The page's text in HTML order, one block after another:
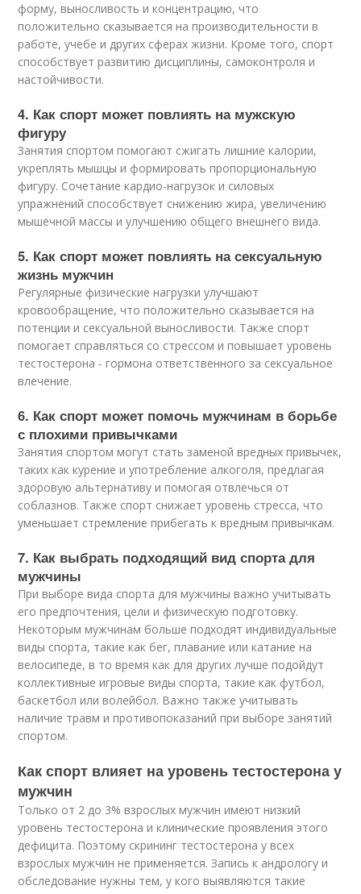
форму, выносливость и концентрацию, что
положительно сказывается на производительности в
работе, учебе и других сферах жизни. Кроме того, спорт
способствует развитию дисциплины, самоконтроля и
настойчивости.
4. Как спорт может повлиять на мужскую
фигуру
Занятия спортом помогают сжигать лишние калории,
укреплять мышцы и формировать пропорциональную
фигуру. Сочетание кардио-нагрузок и силовых
упражнений способствует снижению жира, увеличению
мышечной массы и улучшению общего внешнего вида.
5. Как спорт может повлиять на сексуальную
жизнь мужчин
Регулярные физические нагрузки улучшают
кровообращение, что положительно сказывается на
потенции и сексуальной выносливости. Также спорт
помогает справляться со стрессом и повышает уровень
тестостерона - гормона ответственного за сексуальное
влечение.
6. Как спорт может помочь мужчинам в борьбе
с плохими привычками
Занятия спортом могут стать заменой вредных привычек,
таких как курение и употребление алкоголя, предлагая
здоровую альтернативу и помогая отвлечься от
соблазнов. Также спорт снижает уровень стресса, что
уменьшает стремление прибегать к вредным привычкам.
7. Как выбрать подходящий вид спорта для
мужчины
При выборе вида спорта для мужчины важно учитывать
его предпочтения, цели и физическую подготовку.
Некоторым мужчинам больше подходят индивидуальные
виды спорта, такие как бег, плавание или катание на
велосипеде, в то время как для других лучше подойдут
коллективные игровые виды спорта, такие как футбол,
баскетбол или волейбол. Важно также учитывать
наличие травм и противопоказаний при выборе занятий
спортом.
Как спорт влияет на уровень тестостерона у
мужчин
Только от 2 до 3% взрослых мужчин имеют низкий
уровень тестостерона и клинические проявления этого
дефицита. Поэтому скрининг тестостерона у всех
взрослых мужчин не применяется. Запись к андрологу и
обследование нужны тем, у кого выявляются такие